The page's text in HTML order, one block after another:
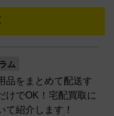
ム
品をまとめて配送す
けでOK！宅配買取に
て紹介します！